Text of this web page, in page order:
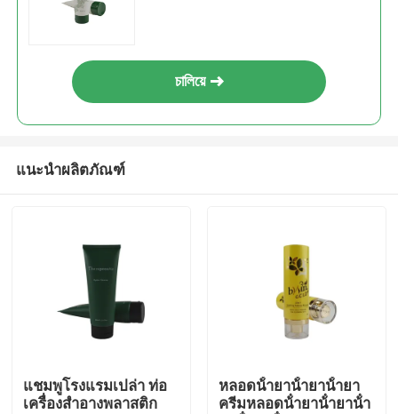
চালিয়ে
แนะนำผลิตภัณฑ์
แชมพูโรงแรมเปล่า ท่อ
เครื่องสําอางพลาสติก
หลอดน้ํายาน้ํายาน้ํายา
ครีมหลอดน้ํายาน้ํายาน้ํา